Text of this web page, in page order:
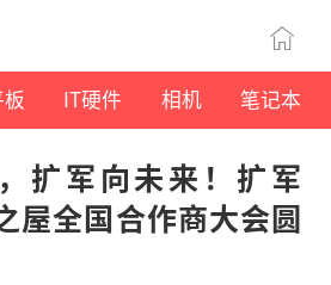
IT硬件 相机 笔记本
扩军向未来！扩军
屋全国合作商大会圆